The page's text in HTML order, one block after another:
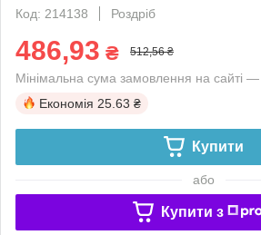
Код: 214138
Роздріб
486,93 ₴ 512,56 ₴
Мінімальна сума замовлення на сайті
Економія 25.63 ₴
Купити
або
Купити з